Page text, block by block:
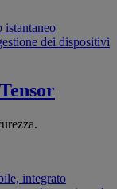
istantaneo
dei dispositivi
integrato